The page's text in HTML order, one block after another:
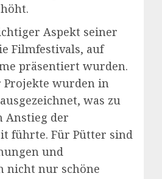
Aspekt seiner
Filmfestivals, auf
präsentiert wurden.
Projekte wurden in
was zu
Anstieg der
führte. Für Pütter sind
und
nicht nur schöne